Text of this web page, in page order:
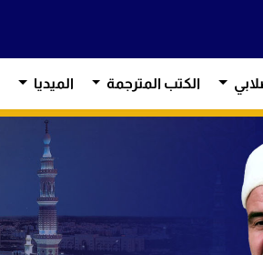
الكتب المترجمة الميديا